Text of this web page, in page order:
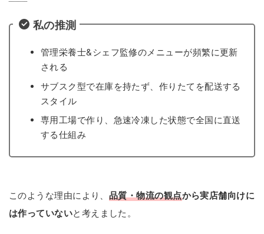
私の推測
管理栄養士&シェフ監修のメニューが頻繁に更新
される
サブスク型で在庫を持たず、作りたてを配送する
スタイル
専用工場で作り、急速冷凍した状態で全国に直送
する仕組み
このような理由により、 品質・物流の観点から実店舗向けに
は作っていないと考えました。